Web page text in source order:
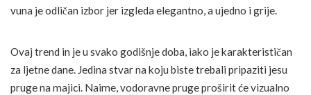
vuna je odličan izbor jer izgleda elegantno, a ujedno i grije.
Ovaj trend in je u svako godišnje doba, iako je karakterističan
za ljetne dane. Jedina stvar na koju biste trebali pripaziti jesu
pruge na majici. Naime, vodoravne pruge proširit će vizualno